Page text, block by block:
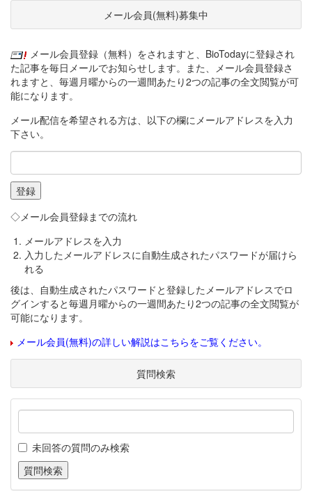
メール会員(無料)募集中
メール会員登録（無料）をされますと、BioTodayに登録され
た記事を毎日メールでお知らせします。また、メール会員登録さ
れますと、毎週月曜からの一週間あたり2つの記事の全文閲覧が可
能になります。
メール配信を希望される方は、以下の欄にメールアドレスを入力
下さい。
◇メール会員登録までの流れ
メールアドレスを入力
入力したメールアドレスに自動生成されたパスワードが届けら
れる
後は、自動生成されたパスワードと登録したメールアドレスでロ
グインすると毎週月曜からの一週間あたり2つの記事の全文閲覧が
可能になります。
メール会員(無料)の詳しい解説はこちらをご覧ください。
質問検索
未回答の質問のみ検索